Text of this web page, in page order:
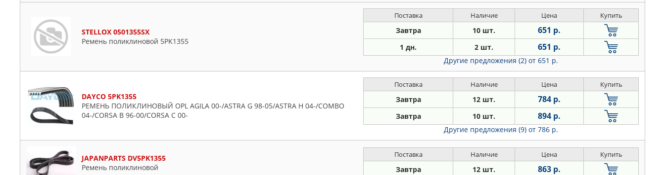
STELLOX 0501355SX
Ремень поликлиновой 5PK1355
Поставка Наличие Цена Купить
Завтра 10 шт. 651 р.
1 дн. 2 шт. 651 р.
Другие предложения (2) от 651 р.
DAYCO 5PK1355
РЕМЕНЬ ПОЛИКЛИНОВЫЙ OPL AGILA 00-/ASTRA G 98-05/ASTRA H 04-/COMBO
04-/CORSA B 96-00/CORSA C 00-
Поставка Наличие Цена Купить
Завтра 12 шт. 784 р.
Завтра 10 шт. 894 р.
Другие предложения (9) от 786 р.
JAPANPARTS DV5PK1355
Ремень поликлиновой
Поставка Наличие Цена Купить
Завтра 12 шт. 863 р.